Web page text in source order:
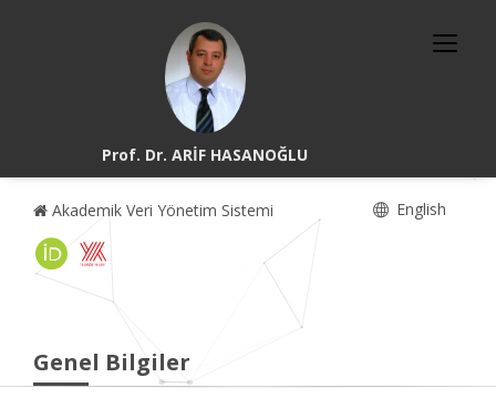
Prof. Dr. ARİF HASANOĞLU
Akademik Veri Yönetim Sistemi English
Genel Bilgiler